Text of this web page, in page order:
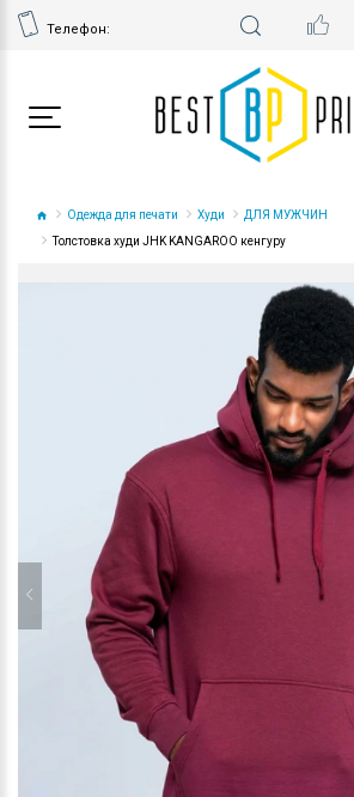
Телефон:
Одежда для печати Худи
ДЛЯ МУЖЧИН
Толстовка худи JHK KANGAROO кенгуру